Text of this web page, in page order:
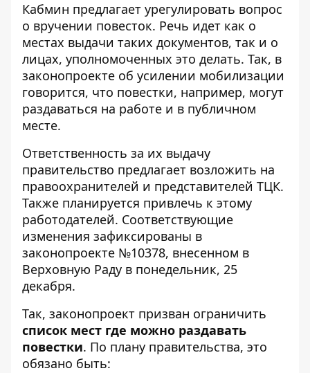
Кабмин предлагает урегулировать вопрос
о вручении повесток. Речь идет как о
местах выдачи таких документов, так и о
лицах, уполномоченных это делать. Так, в
законопроекте об усилении мобилизации
говорится, что повестки, например, могут
раздаваться на работе и в публичном
месте.
Ответственность за их выдачу
правительство предлагает возложить на
правоохранителей и представителей ТЦК.
Также планируется привлечь к этому
работодателей. Соответствующие
изменения зафиксированы в
законопроекте №10378, внесенном в
Верховную Раду в понедельник, 25
декабря.
Так, законопроект призван ограничить
список мест где можно раздавать
повестки. По плану правительства, это
обязано быть: